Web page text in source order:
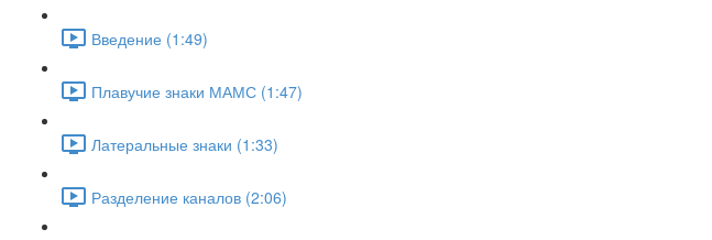
Введение (1:49)
Плавучие знаки МАМС (1:47)
Латеральные знаки (1:33)
Разделение каналов (2:06)